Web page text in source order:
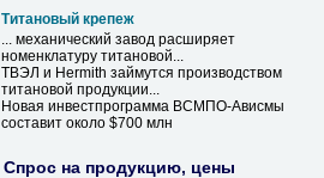
Титановый крепеж
... механический завод расширяет
номенклатуру титановой...
ТВЭЛ и Hermith займутся производством
титановой продукции...
Новая инвестпрограмма ВСМПО-Ависмы
составит около $700 млн
Спрос на продукцию, цены